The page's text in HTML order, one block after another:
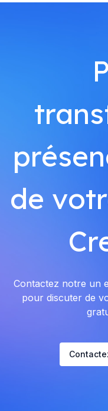
de
Contactez notre un
pour discuter de